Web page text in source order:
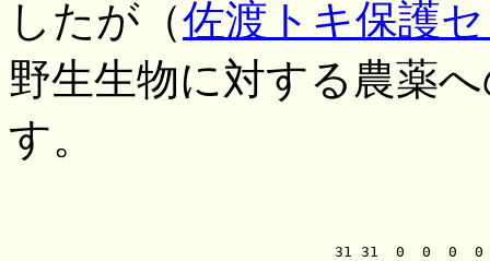
したが（佐渡トキ保護
野生生物に対する農薬
す。